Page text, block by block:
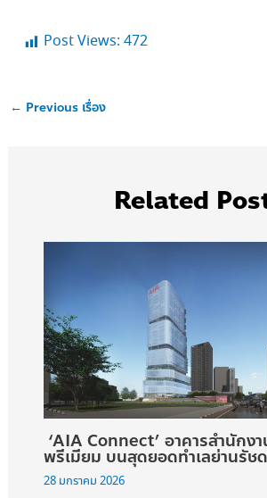
Post Views: 472
← Previous เรื่อง
Related
‘AIA Connect’ อาคารสำนักง
พรีเมียม บนสุดยอดทำเลย่านรัช
28 มกราคม 2026